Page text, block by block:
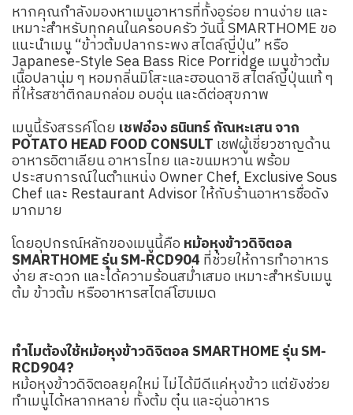
หากคุณกำลังมองหาเมนูอาหารที่ทั้งอร่อย ทานง่าย และ
เหมาะสำหรับทุกคนในครอบครัว วันนี้ SMARTHOME ขอ
แนะนำเมนู “ข้าวต้มปลากระพง สไตล์ญี่ปุ่น” หรือ
Japanese-Style Sea Bass Rice Porridge เมนูข้าวต้ม
เนื้อปลานุ่ม ๆ หอมกลิ่นมิโสะและฮอนดาชิ สไตล์ญี่ปุ่นแท้ ๆ
ที่ให้รสชาติกลมกล่อม อบอุ่น และดีต่อสุขภาพ
เมนูนี้รังสรรค์โดย เชฟอ๋อง ธนินทร์ กัณหะเสน จาก
POTATO HEAD FOOD CONSULT เชฟผู้เชี่ยวชาญด้าน
อาหารอิตาเลียน อาหารไทย และขนมหวาน พร้อม
ประสบการณ์ในตำแหน่ง Owner Chef, Exclusive Sous
Chef และ Restaurant Advisor ให้กับร้านอาหารชื่อดัง
มากมาย
โดยอุปกรณ์หลักของเมนูนี้คือ หม้อหุงข้าวดิจิตอล
SMARTHOME รุ่น SM-RCD904 ที่ช่วยให้การทำอาหาร
ง่าย สะดวก และได้ความร้อนสม่ำเสมอ เหมาะสำหรับเมนู
ต้ม ข้าวต้ม หรืออาหารสไตล์โฮมเมด
ทำไมต้องใช้หม้อหุงข้าวดิจิตอล SMARTHOME รุ่น SM-
RCD904?
หม้อหุงข้าวดิจิตอลยุคใหม่ ไม่ได้มีดีแค่หุงข้าว แต่ยังช่วย
ทำเมนูได้หลากหลาย ทั้งต้ม ตุ๋น และอุ่นอาหาร